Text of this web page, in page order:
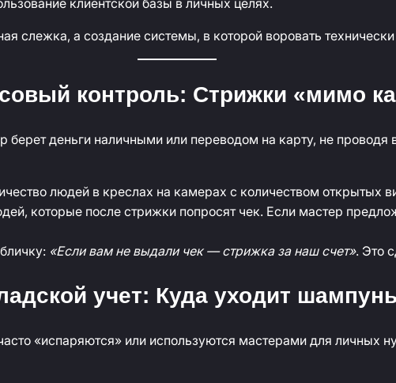
слежка, а создание системы, в которой воровать
контроль: Стрижки «мимо
деньги наличными или переводом на карту, не проводя
людей в креслах на камерах с количеством открытых
которые после стрижки попросят чек. Если мастер
«Если вам не выдали чек — стрижка за наш счет». Это
учет: Куда уходит
«испаряются» или используются мастерами для личных